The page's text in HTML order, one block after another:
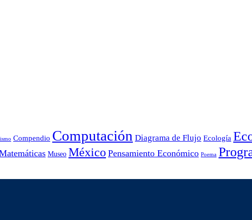
Compendio Computación Diagrama de Flujo Ecología
Museo México Pensamiento Económico Poema